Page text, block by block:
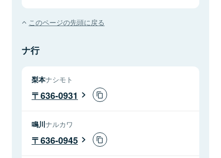
このページの先頭に戻る
ナ行
梨本ナシモト
636-0931
鳴川ナルカワ
636-0945